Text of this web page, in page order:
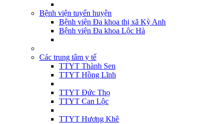
Bệnh viện tuyến huyện
Bệnh viện Đa khoa thị xã Kỳ Anh
Bệnh viện Đa khoa Lộc Hà
Các trung tâm y tế
TTYT Thành Sen
TTYT Hồng Lĩnh
TTYT Đức Thọ
TTYT Can Lộc
TTYT Hương Khê